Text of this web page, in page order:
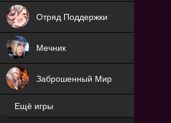
Отряд Поддержки
ХИТ
Мечник
Заброшенный Мир
NEW
Ещё игры